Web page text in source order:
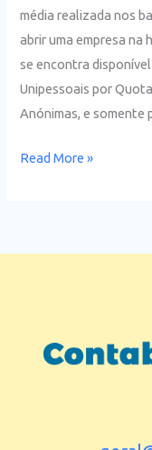
média realizada nos
abrir uma empresa na
se encontra
Unipessoais por
Anónimas, e
em
Portugal?
Read More »